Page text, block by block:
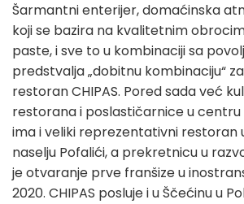
Šarmantni enterijer, domaćinska
koji se bazira na kvalitetnim
paste, i sve to u kombinaciji sa
predstvalja „dobitnu kombinaciju“
restoran CHIPAS. Pored sada već
restorana i poslastičarnice u centru
ima i veliki reprezentativni restoran
naselju Pofalići, a prekretnicu u
je otvaranje prve franšize u
2020. CHIPAS posluje i u Ščećinu u